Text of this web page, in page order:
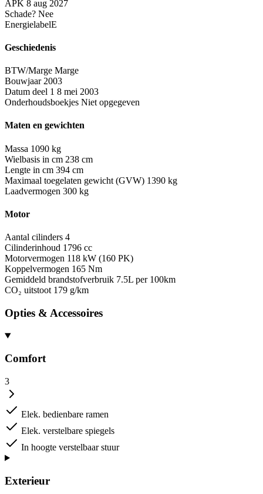
APK 8 aug 2027
Schade? Nee
EnergielabelE
Geschiedenis
BTW/Marge Marge
Bouwjaar 2003
Datum deel 1 8 mei 2003
Onderhoudsboekjes Niet opgegeven
Maten en gewichten
Massa 1090 kg
Wielbasis in cm 238 cm
Lengte in cm 394 cm
Maximaal toegelaten gewicht (GVW) 1390 kg
Laadvermogen 300 kg
Motor
Aantal cilinders 4
Cilinderinhoud 1796 cc
Motorvermogen 118 kW (160 PK)
Koppelvermogen 165 Nm
Gemiddeld brandstofverbruik 7.5L per 100km
CO₂ uitstoot 179 g/km
Opties & Accessoires
Comfort
3
Elek. bedienbare ramen
Elek. verstelbare spiegels
In hoogte verstelbaar stuur
Exterieur